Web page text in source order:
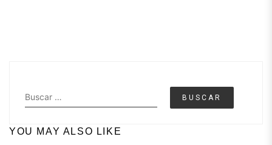
Buscar:
YOU MAY ALSO LIKE